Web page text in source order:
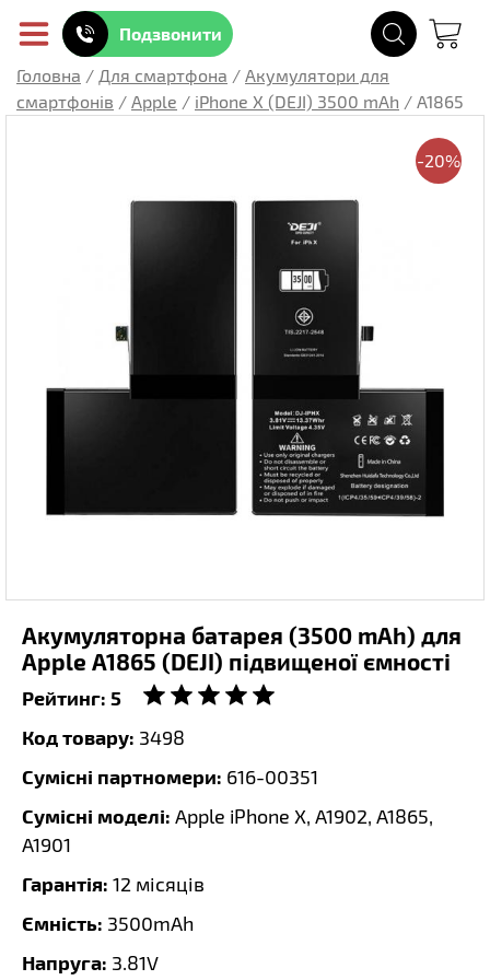
Подзвонити
Головна / Для смартфона / Акумулятори для
смартфонів / Apple / iPhone X (DEJI) 3500 mAh / A1865
-20%
Акумуляторна батарея (3500 mAh) для
Apple A1865 (DEJI) підвищеної ємності
Рейтинг: 5
Код товару: 3498
Сумісні партномери: 616-00351
Сумісні моделі: Apple iPhone X, A1902, A1865,
A1901
Гарантія: 12 місяців
Ємність: 3500mAh
Напруга: 3.81V